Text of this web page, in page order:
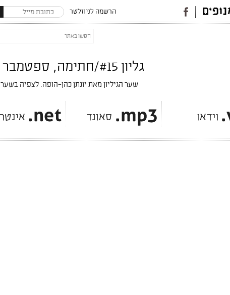
הרשמה לניוזלטר
גליון #15/חתימה, ספטמבר 2016
שער הגיליון מאת יונתן כהן-הופה. לצפיה בשער